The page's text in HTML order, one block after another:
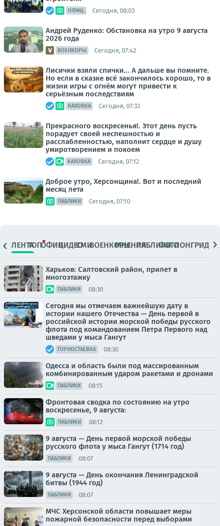
ОФИЦ. Сегодня, 08:03
Андрей Руденко: Обстановка на утро 9 августа
2026 года
ВОЕНКОРЫ Сегодня, 07:42
Лисички взяли спички... А дальше вы помните.
Но если в сказке всё закончилось хорошо, то в
жизни игры с огнём могут привести к
серьёзным последствиям
КАХОВКА Сегодня, 07:33
Прекрасного воскресенья!. Этот день пусть
порадует своей неспешностью и
расслабленностью, наполнит сердце и душу
умиротворением и покоем
КАХОВКА Сегодня, 07:12
Доброе утро, Херсонщина!. Вот и последний
месяц лета
ПАБЛИКИ Сегодня, 07:10
ЛЕНТАТОПОФИЦ.ВИДЕОСМИВОЕНКОРЫМНЕНИЯПАБЛИКИ
ФОТОЛОНГРИДЫ
Харьков: Салтовский район, прилет в
многоэтажку
ПАБЛИКИ 08:30
Сегодня мы отмечаем важнейшую дату в
истории нашего Отечества — День первой в
российской истории морской победы русского
флота под командованием Петра Первого над
шведами у мыса Гангут
ГОРНОСТАЕВКА 08:30
Одесса и область были под массированным
комбинированным ударом ракетами и дронами
ПАБЛИКИ 08:15
Фронтовая сводка по состоянию на утро
воскресенье, 9 августа:
ПАБЛИКИ 08:12
9 августа — День первой морской победы
русского флота у мыса Гангут (1714 год)
ПАБЛИКИ 08:07
9 августа — День окончания Ленинградской
битвы (1944 год)
ПАБЛИКИ 08:07
МЧС Херсонской области повышает меры
пожарной безопасности перед выборами